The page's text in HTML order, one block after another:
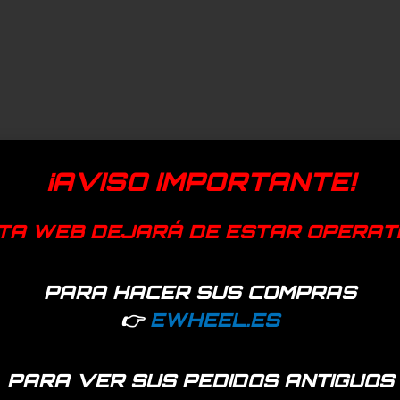
¡AVISO IMPORTANTE!
WEB DEJARÁ DE ESTAR
PARA HACER SUS COMPRAS
👉 EWHEEL.ES
PARA VER SUS PEDIDOS ANTIGUOS